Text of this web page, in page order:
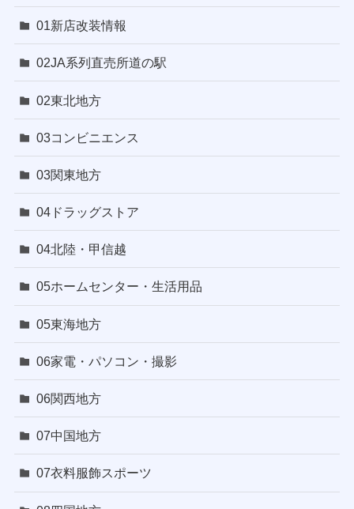
01新店改装情報
02JA系列直売所道の駅
02東北地方
03コンビニエンス
03関東地方
04ドラッグストア
04北陸・甲信越
05ホームセンター・生活用品
05東海地方
06家電・パソコン・撮影
06関西地方
07中国地方
07衣料服飾スポーツ